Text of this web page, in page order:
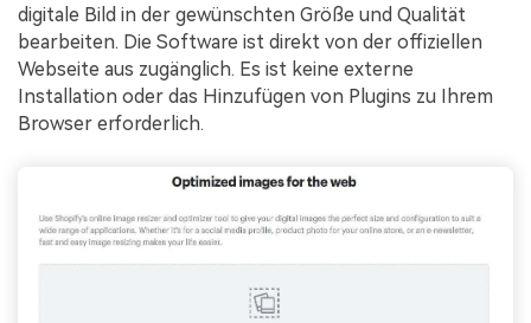
digitale Bild in der gewünschten Größe und Qualität
bearbeiten. Die Software ist direkt von der offiziellen
Webseite aus zugänglich. Es ist keine externe
Installation oder das Hinzufügen von Plugins zu Ihrem
Browser erforderlich.